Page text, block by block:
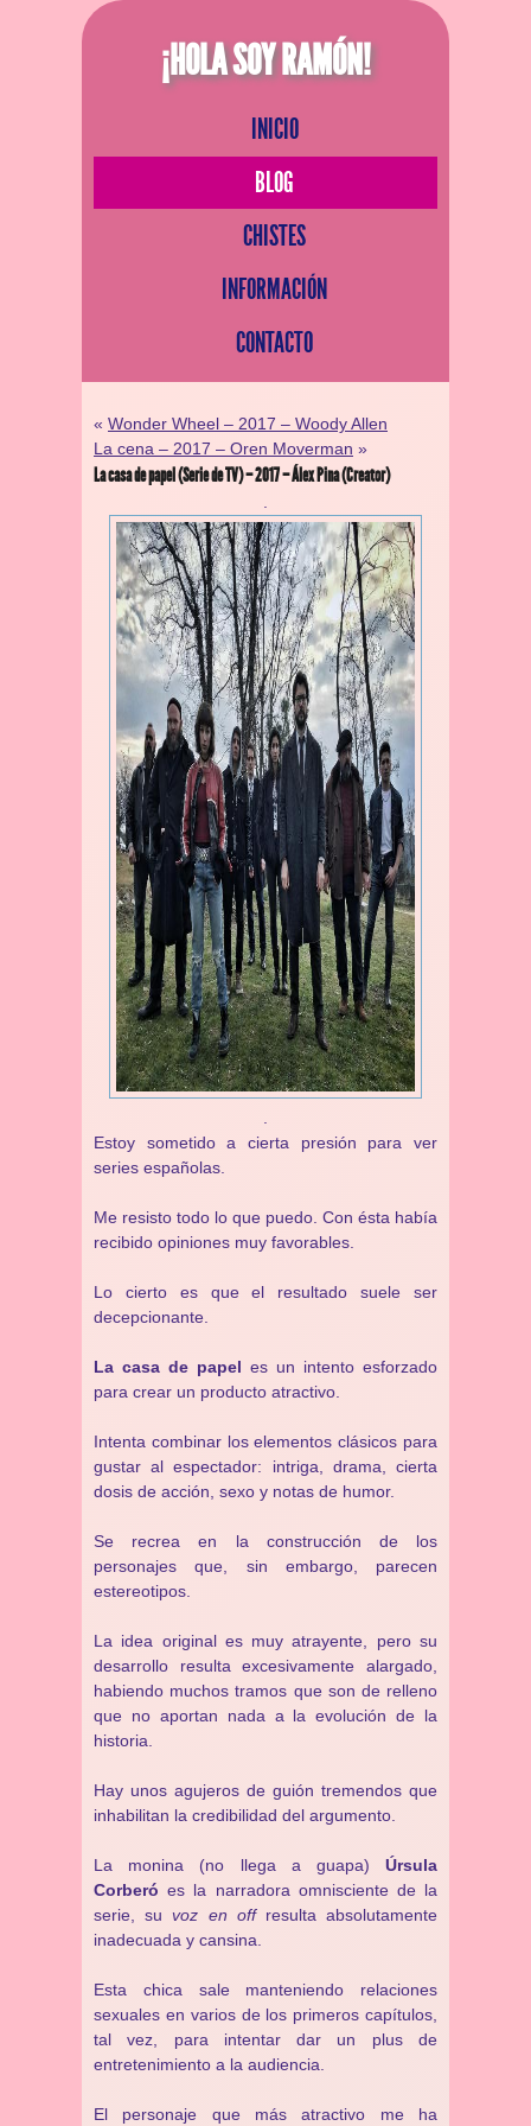
¡HOLA SOY RAMÓN!
INICIO
BLOG
CHISTES
INFORMACIÓN
CONTACTO
« Wonder Wheel – 2017 – Woody Allen
La cena – 2017 – Oren Moverman »
La casa de papel (Serie de TV) – 2017 – Álex Pina (Creator)
Estoy sometido a cierta presión para ver
series españolas.
Me resisto todo lo que puedo. Con ésta había
recibido opiniones muy favorables.
Lo cierto es que el resultado suele ser
decepcionante.
La casa de papel es un intento esforzado
para crear un producto atractivo.
Intenta combinar los elementos clásicos para
gustar al espectador: intriga, drama, cierta
dosis de acción, sexo y notas de humor.
Se recrea en la construcción de los
personajes que, sin embargo, parecen
estereotipos.
La idea original es muy atrayente, pero su
desarrollo resulta excesivamente alargado,
habiendo muchos tramos que son de relleno
que no aportan nada a la evolución de la
historia.
Hay unos agujeros de guión tremendos que
inhabilitan la credibilidad del argumento.
La monina (no llega a guapa) Úrsula
Corberó es la narradora omnisciente de la
serie, suvoz en offresulta absolutamente
inadecuada y cansina.
Esta chica sale manteniendo relaciones
sexuales en varios de los primeros capítulos,
tal vez, para intentar dar un plus de
entretenimiento a la audiencia.
El personaje que más atractivo me ha